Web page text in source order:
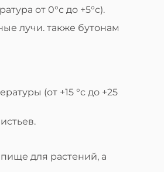
от 0°с до +5°с).
лучи. также бутонам
(от +15 °c до +25
пище для растений, а